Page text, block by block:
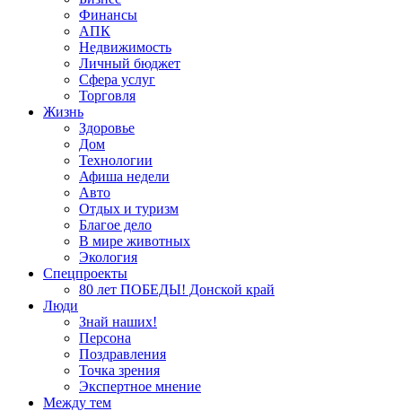
Финансы
АПК
Недвижимость
Личный бюджет
Сфера услуг
Торговля
Жизнь
Здоровье
Дом
Технологии
Афиша недели
Авто
Отдых и туризм
Благое дело
В мире животных
Экология
Спецпроекты
80 лет ПОБЕДЫ! Донской край
Люди
Знай наших!
Персона
Поздравления
Точка зрения
Экспертное мнение
Между тем